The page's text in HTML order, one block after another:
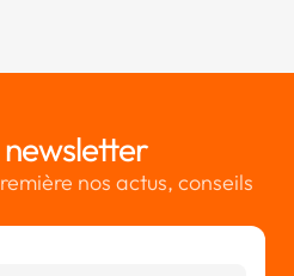
nos actus, conseils